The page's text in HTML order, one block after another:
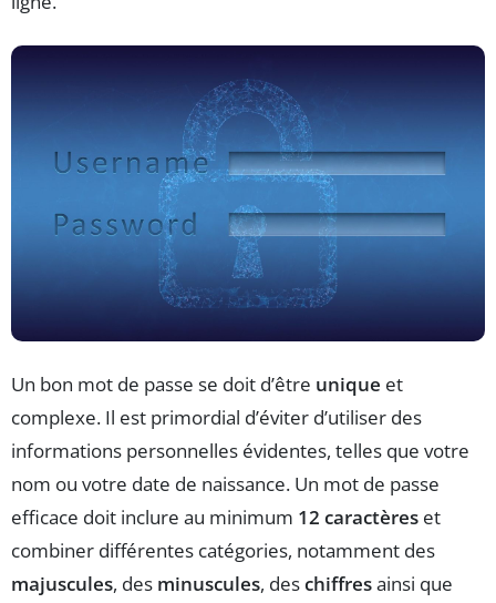
Un bon mot de passe se doit d’être unique et
complexe. Il est primordial d’éviter d’utiliser des
informations personnelles évidentes, telles que votre
nom ou votre date de naissance. Un mot de passe
efficace doit inclure au minimum 12 caractères et
combiner différentes catégories, notamment des
majuscules, des minuscules, deschiffresainsi que